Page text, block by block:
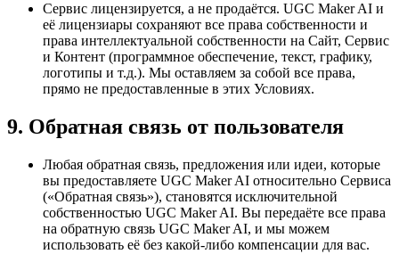
Сервис лицензируется, а не продаётся. UGC Maker AI и
её лицензиары сохраняют все права собственности и
права интеллектуальной собственности на Сайт, Сервис
и Контент (программное обеспечение, текст, графику,
логотипы и т.д.). Мы оставляем за собой все права,
прямо не предоставленные в этих Условиях.
9. Обратная связь от пользователя
Любая обратная связь, предложения или идеи, которые
вы предоставляете UGC Maker AI относительно Сервиса
(«Обратная связь»), становятся исключительной
собственностью UGC Maker AI. Вы передаёте все права
на обратную связь UGC Maker AI, и мы можем
использовать её без какой-либо компенсации для вас.